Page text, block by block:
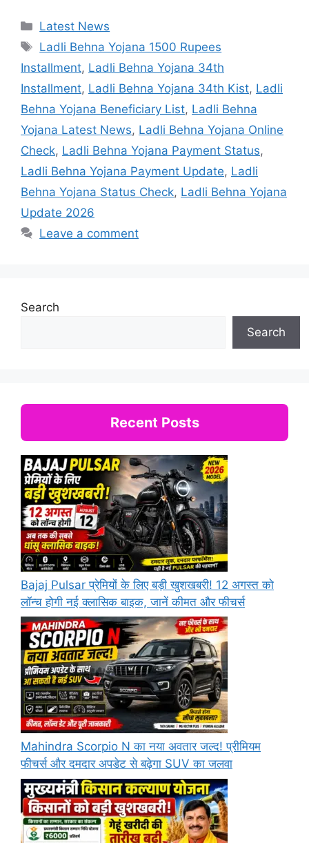
Categories
Latest News
Tags
Ladli Behna Yojana 1500 Rupees
Installment, Ladli Behna Yojana 34th
Installment, Ladli Behna Yojana 34th Kist, Ladli
Behna Yojana Beneficiary List, Ladli Behna
Yojana Latest News, Ladli Behna Yojana Online
Check, Ladli Behna Yojana Payment Status,
Ladli Behna Yojana Payment Update, Ladli
Behna Yojana Status Check, Ladli Behna Yojana
Update 2026
Leave a comment
Search
Search
Recent Posts
Bajaj Pulsar प्रेमियों के लिए बड़ी खुशखबरी! 12 अगस्त को
लॉन्च होगी नई क्लासिक बाइक, जानें कीमत और फीचर्स
Mahindra Scorpio N का नया अवतार जल्द! प्रीमियम
फीचर्स और दमदार अपडेट से बढ़ेगा SUV का जलवा